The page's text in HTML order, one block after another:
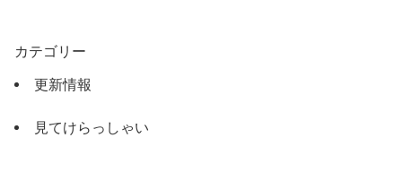
カテゴリー
更新情報
見てけらっしゃい